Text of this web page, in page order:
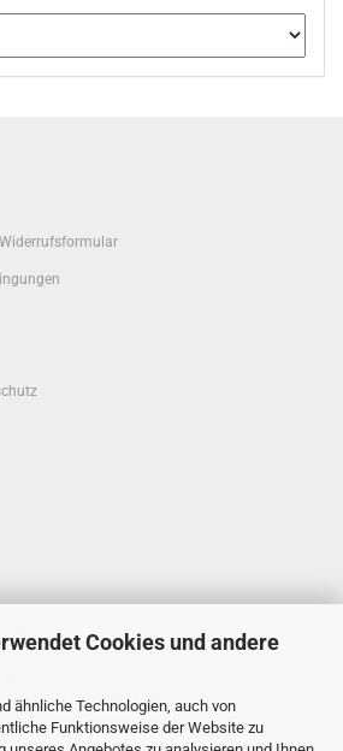
Cookies und andere
ähnliche Technologien, auch von
Funktionsweise der Website zu
DE360021786
(Kleinunternehmerregelung)